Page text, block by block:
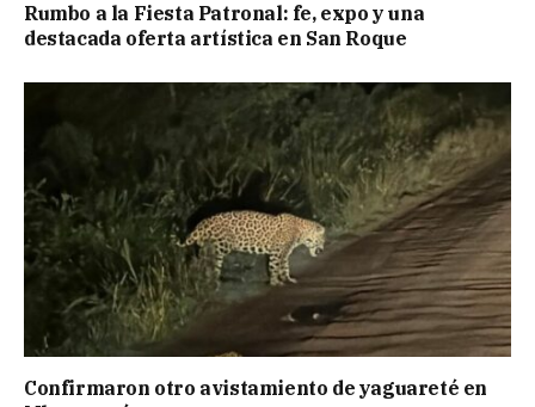
Rumbo a la Fiesta Patronal: fe, expo y una
destacada oferta artística en San Roque
Confirmaron otro avistamiento de yaguareté en